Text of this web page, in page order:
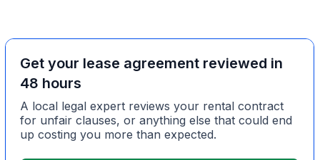
Get your lease agreement reviewed in
48 hours
A local legal expert reviews your rental contract
for unfair clauses, or anything else that could end
up costing you more than expected.